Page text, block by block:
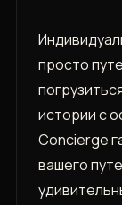
просто
истории с
Concierge
вашего